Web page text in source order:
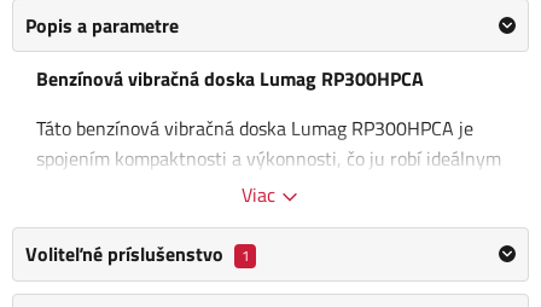
Popis a parametre
Benzínová vibračná doska Lumag RP300HPCA
Táto benzínová vibračná doska Lumag RP300HPCA je
spojením kompaktnosti a výkonnosti, čo ju robí ideálnym
strojom na hutnenie s reverzným chodom (ako vpred, tak
skvelé pre stredné až ťažké hutniace práce,
úpravách záhrad, krajinných úpravách a stavebných
Viac
Voliteľné príslušenstvo 1